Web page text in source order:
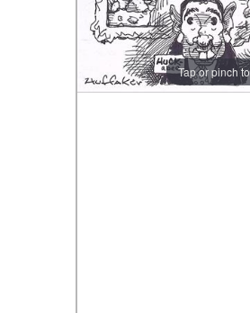
Tap or pinch